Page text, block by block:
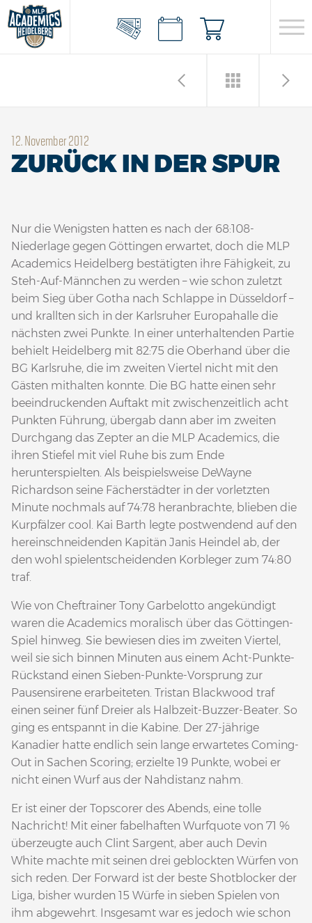
12. November 2012
ZURÜCK IN DER SPUR
Nur die Wenigsten hatten es nach der 68:108-
Niederlage gegen Göttingen erwartet, doch die MLP
Academics Heidelberg bestätigten ihre Fähigkeit, zu
Steh-Auf-Männchen zu werden – wie schon zuletzt
beim Sieg über Gotha nach Schlappe in Düsseldorf –
und krallten sich in der Karlsruher Europahalle die
nächsten zwei Punkte. In einer unterhaltenden Partie
behielt Heidelberg mit 82:75 die Oberhand über die
BG Karlsruhe, die im zweiten Viertel nicht mit den
Gästen mithalten konnte. Die BG hatte einen sehr
beeindruckenden Auftakt mit zwischenzeitlich acht
Punkten Führung, übergab dann aber im zweiten
Durchgang das Zepter an die MLP Academics, die
ihren Stiefel mit viel Ruhe bis zum Ende
herunterspielten. Als beispielsweise DeWayne
Richardson seine Fächerstädter in der vorletzten
Minute nochmals auf 74:78 heranbrachte, blieben die
Kurpfälzer cool. Kai Barth legte postwendend auf den
hereinschneidenden Kapitän Janis Heindel ab, der
den wohl spielentscheidenden Korbleger zum 74:80
traf.
Wie von Cheftrainer Tony Garbelotto angekündigt
waren die Academics moralisch über das Göttingen-
Spiel hinweg. Sie bewiesen dies im zweiten Viertel,
weil sie sich binnen Minuten aus einem Acht-Punkte-
Rückstand einen Sieben-Punkte-Vorsprung zur
Pausensirene erarbeiteten. Tristan Blackwood traf
einen seiner fünf Dreier als Halbzeit-Buzzer-Beater. So
ging es entspannt in die Kabine. Der 27-jährige
Kanadier hatte endlich sein lange erwartetes Coming-
Out in Sachen Scoring; erzielte 19 Punkte, wobei er
nicht einen Wurf aus der Nahdistanz nahm.
Er ist einer der Topscorer des Abends, eine tolle
Nachricht! Mit einer fabelhaften Wurfquote von 71 %
überzeugte auch Clint Sargent, aber auch Devin
White machte mit seinen drei geblockten Würfen von
sich reden. Der Forward ist der beste Shotblocker der
Liga, bisher wurden 15 Würfe in sieben Spielen von
ihm abgewehrt. Insgesamt war es jedoch wie schon